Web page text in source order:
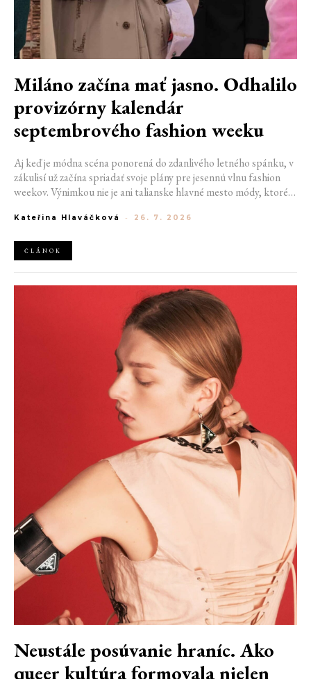
Miláno začína mať jasno. Odhalilo
provizórny kalendár
septembrového fashion weeku
Aj keď je módna scéna ponorená do zdanlivého letného spánku, v
zákulisí už začína spriadať svoje plány pre jesennú vlnu fashion
weekov. Výnimkou nie je ani talianske hlavné mesto módy, ktoré
od 22. do 28. septembra privíta tradičné mená, pozornosť však
značky Moschino.
Kateřina Hlaváčková - 26. 7. 2026
ČLÁNOK
Neustále posúvanie hraníc. Ako
queer kultúra formovala nielen